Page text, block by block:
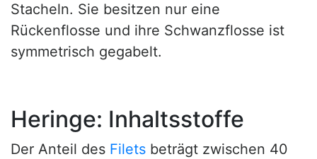
Stacheln. Sie besitzen nur eine
Rückenflosse und ihre Schwanzflosse ist
symmetrisch gegabelt.
Heringe: Inhaltsstoffe
Der Anteil des Filets beträgt zwischen 40